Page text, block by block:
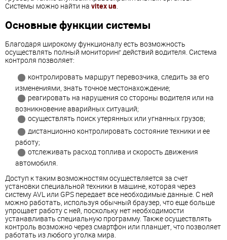
Системы можно найти на vitex ua.
Основные функции системы
Благодаря широкому функционалу есть возможность
осуществлять полный мониторинг действий водителя. Система
контроля позволяет:
контролировать маршрут перевозчика, следить за его
изменениями, знать точное местонахождение;
реагировать на нарушения со стороны водителя или на
возникновение аварийных ситуаций;
осуществлять поиск утерянных или угнанных грузов;
дистанционно контролировать состояние техники и ее
работу;
отслеживать расход топлива и скорость движения
автомобиля.
Доступ к таким возможностям осуществляется за счет
установки специальной техники в машине, которая через
систему AVL или GPS передает все необходимые данные. С ней
можно работать, используя обычный браузер, что еще больше
упрощает работу с ней, поскольку нет необходимости
устанавливать специальную программу. Также осуществлять
контроль возможно через смартфон или планшет, что позволяет
работать из любого уголка мира.